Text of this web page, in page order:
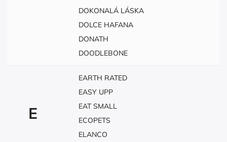
DOKONALÁ LÁSKA
DOLCE HAFANA
DONATH
DOODLEBONE
E
EARTH RATED
EASY UPP
EAT SMALL
ECOPETS
ELANCO